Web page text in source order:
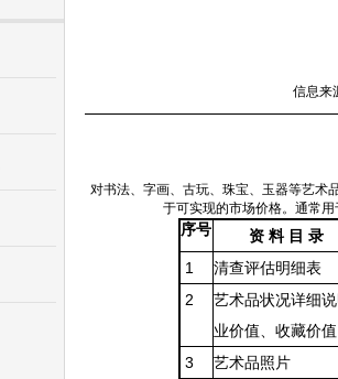
信息来
对书法、字画、古玩、珠宝、玉器等艺术
于可实现的市场价格。通常
序号 资 料 目 录
1
清查评估明细表
2
艺术品状况详细
业价值、收藏价
3
艺术品照片